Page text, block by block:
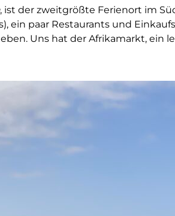
, ist der zweitgrößte Ferienort im
ein paar Restaurants und
Uns hat der Afrikamarkt, ein